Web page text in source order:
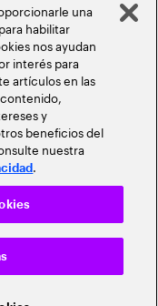
una
habilitar
nos ayudan
interés para
artículos en las
y
beneficios del
nuestra
.